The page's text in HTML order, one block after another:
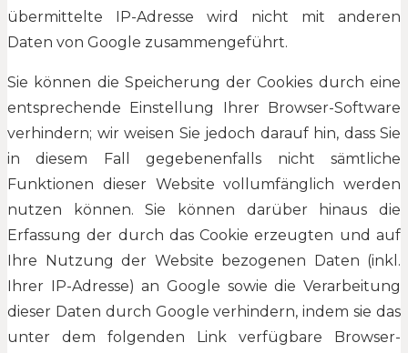
übermittelte IP-Adresse wird nicht mit anderen
Daten von Google zusammengeführt.
Sie können die Speicherung der Cookies durch eine
entsprechende Einstellung Ihrer Browser-Software
verhindern; wir weisen Sie jedoch darauf hin, dass Sie
in diesem Fall gegebenenfalls nicht sämtliche
Funktionen dieser Website vollumfänglich werden
nutzen können. Sie können darüber hinaus die
Erfassung der durch das Cookie erzeugten und auf
Ihre Nutzung der Website bezogenen Daten (inkl.
Ihrer IP-Adresse) an Google sowie die Verarbeitung
dieser Daten durch Google verhindern, indem sie das
unter dem folgenden Link verfügbare Browser-